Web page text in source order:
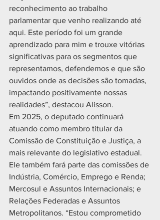
reconhecimento ao trabalho
parlamentar que venho realizando até
aqui. Este período foi um grande
aprendizado para mim e trouxe vitórias
significativas para os segmentos que
representamos, defendemos e que são
ouvidos onde as decisões são tomadas,
impactando positivamente nossas
realidades”, destacou Alisson.
Em 2025, o deputado continuará
atuando como membro titular da
Comissão de Constituição e Justiça, a
mais relevante do legislativo estadual.
Ele também fará parte das comissões de
Indústria, Comércio, Emprego e Renda;
Mercosul e Assuntos Internacionais; e
Relações Federadas e Assuntos
Metropolitanos. “Estou comprometido